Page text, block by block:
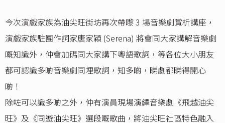
今次演戲家族為油尖旺街坊再次帶嚟 3 場音樂劇賞析講座，
演戲家族駐團作詞家唐家穎 (Serena) 將會同大家講解音樂劇
嘅知識外，仲會加碼同大家講下粵語歌詞，等各位大小朋友
都可認識多啲音樂劇同埋歌詞，知多啲，睇劇都睇得開心
啲！
除咗可以識多啲之外，仲有演員現場演繹音樂劇《飛越油尖
旺》及《同遊油尖旺》選段嘅歌曲，將油尖旺社區特色融入